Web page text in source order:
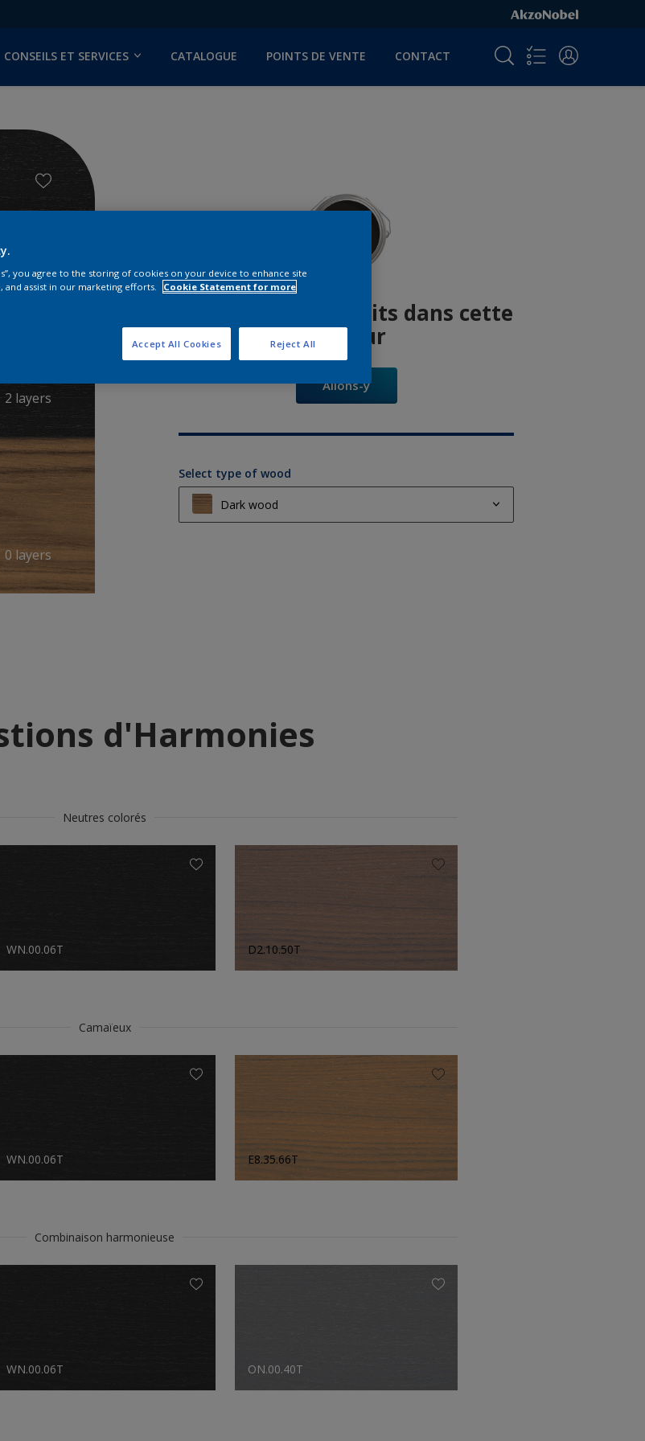
CONSEILS ET SERVICES CATALOGUE POINTS DE VENTE CONTACT
2 layers
0 layers
Trouver des produits dans cette
couleur
Allons-y
Select type of wood
Dark wood
d'Harmonies
Neutres colorés
WN.00.06T D2.10.50T
Camaïeux
WN.00.06T E8.35.66T
Combinaison harmonieuse
WN.00.06T ON.00.40T
you agree to the storing of cookies on your device to enhance site
and assist in our marketing efforts.
Cookie Statement for more
Reject All
Accept All Cookies